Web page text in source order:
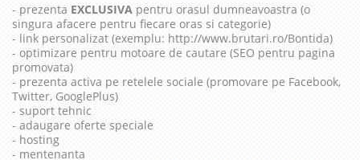
- prezenta EXCLUSIVA pentru orasul dumneavoastra (o
singura afacere pentru fiecare oras si categorie)
- link personalizat (exemplu: http://www.brutari.ro/Bontida)
- optimizare pentru motoare de cautare (SEO pentru pagina
promovata)
- prezenta activa pe retelele sociale (promovare pe Facebook,
Twitter, GooglePlus)
- suport tehnic
- adaugare oferte speciale
- hosting
- mentenanta